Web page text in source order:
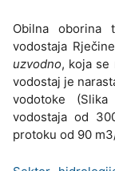
Obilna
vodostaja
uzvodno, koja se
vodostaj je
vodotoke (Slika
vodostaja od
protoku od 90